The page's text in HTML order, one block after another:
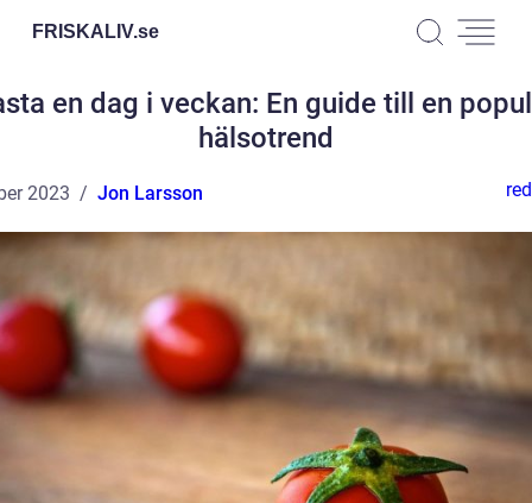
FRISKALIV.se
en dag i veckan: En guide till en
hälsotrend
2023 Jon Larsson